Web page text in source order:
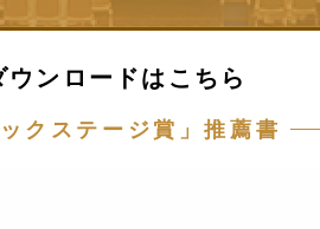
ンロードはこちら
クステージ賞」推薦書